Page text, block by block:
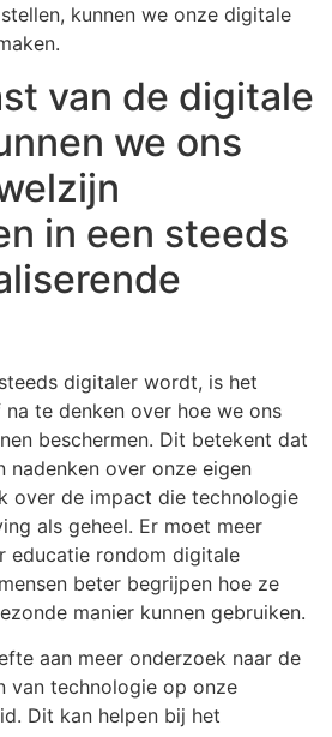
kunnen we onze digitale
van de digitale
we ons
in een steeds
digitaler wordt, is het
te denken over hoe we ons
beschermen. Dit betekent dat
nadenken over onze eigen
over de impact die technologie
als geheel. Er moet meer
educatie rondom digitale
beter begrijpen hoe ze
manier kunnen gebruiken.
aan meer onderzoek naar de
van technologie op onze
Dit kan helpen bij het